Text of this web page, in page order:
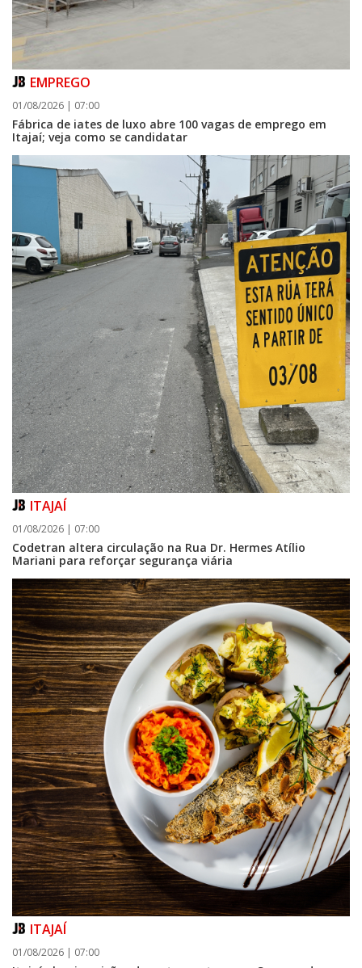
EMPREGO
01/08/2026 | 07:00
Fábrica de iates de luxo abre 100 vagas de emprego em
Itajaí; veja como se candidatar
ITAJAÍ
01/08/2026 | 07:00
Codetran altera circulação na Rua Dr. Hermes Atílio
Mariani para reforçar segurança viária
ITAJAÍ
01/08/2026 | 07:00